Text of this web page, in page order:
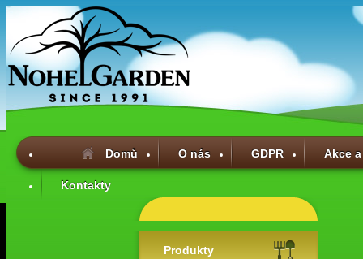
Domů O nás GDPR Akce
Kontakty
Produkty